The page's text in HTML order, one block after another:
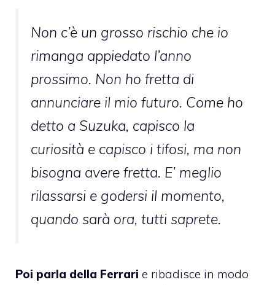
Non c’è un grosso rischio che io
rimanga appiedato l’anno
prossimo. Non ho fretta di
annunciare il mio futuro. Come ho
detto a Suzuka, capisco la
curiosità e capisco i tifosi, ma non
bisogna avere fretta. E’ meglio
rilassarsi e godersi il momento,
quando sarà ora, tutti saprete.
Poi parla della Ferrari e ribadisce in modo